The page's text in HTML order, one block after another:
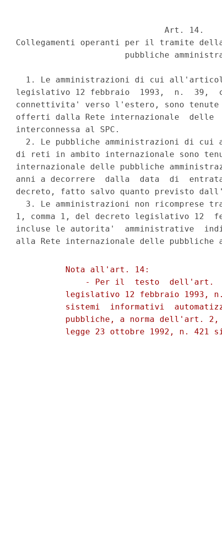
                              Art. 14.
Collegamenti operanti per il tramite
pubbliche
1. Le amministrazioni di cui
legislativo 12 febbraio  1993,  n.  39,
connettivita' verso l'estero, sono
offerti dalla Rete internazionale  delle
interconnessa al SPC.
2. Le pubbliche amministrazioni di cui
di reti in ambito internazionale sono
internazionale delle pubbliche
anni a decorrere  dalla  data  di
decreto, fatto salvo quanto previsto
3. Le amministrazioni non ricomprese
1, comma 1, del decreto legislativo 12
incluse le autorita'  amministrative
          Nota all'art. 14:
- Per il  testo  dell'art.
legislativo 12 febbraio 1993,
sistemi  informativi
pubbliche, a norma dell'art.